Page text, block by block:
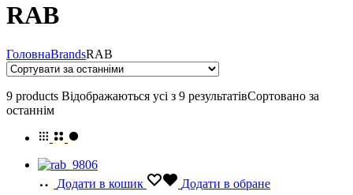
RAB
ГоловнаBrandsRAB
9 products Відображаються усі з 9 результатівСортовано за
останнім
Додати в кошик Додати в обране